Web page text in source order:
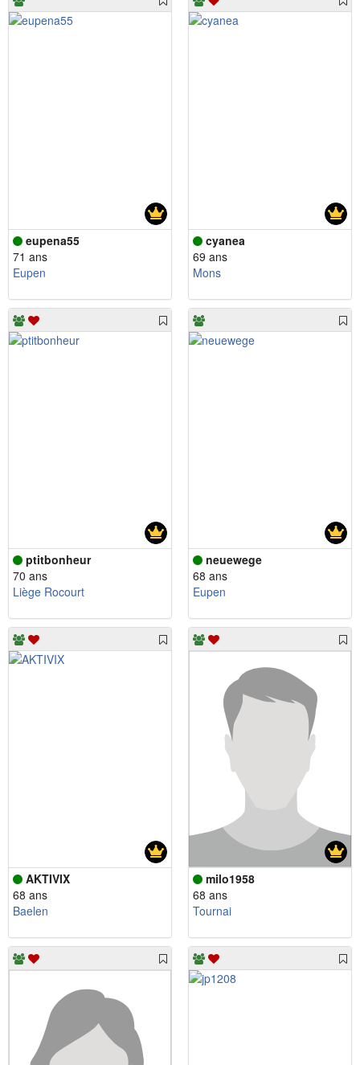
eupena55
71 ans
Eupen
cyanea
69 ans
Mons
ptitbonheur
70 ans
Liège Rocourt
neuewege
68 ans
Eupen
AKTIVIX
68 ans
Baelen
milo1958
68 ans
Tournai